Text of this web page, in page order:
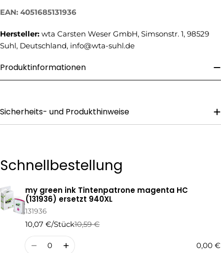
Telefonnummer
Ihre
Nachricht
EAN: 4051685131936
Hersteller: wta Carsten Weser GmbH, Simsonstr. 1, 98529
Suhl, Deutschland, info@wta-suhl.de
Produktinformationen
Sicherheits- und Produkthinweise
Schnellbestellung
Ihr
Warenkorb
my green ink Tintenpatrone magenta HC
(131936) ersetzt 940XL
131936
10,07 €/Stück
Regulärer
Preis
10,59 €
Verkaufspreis
Menge
0,00 €